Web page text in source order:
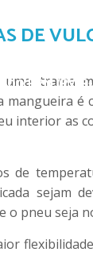
RPM
C/ 12 PÇS
X 25MM
DE
trama
mangueira
interior as
de
sejam
o pneu seja